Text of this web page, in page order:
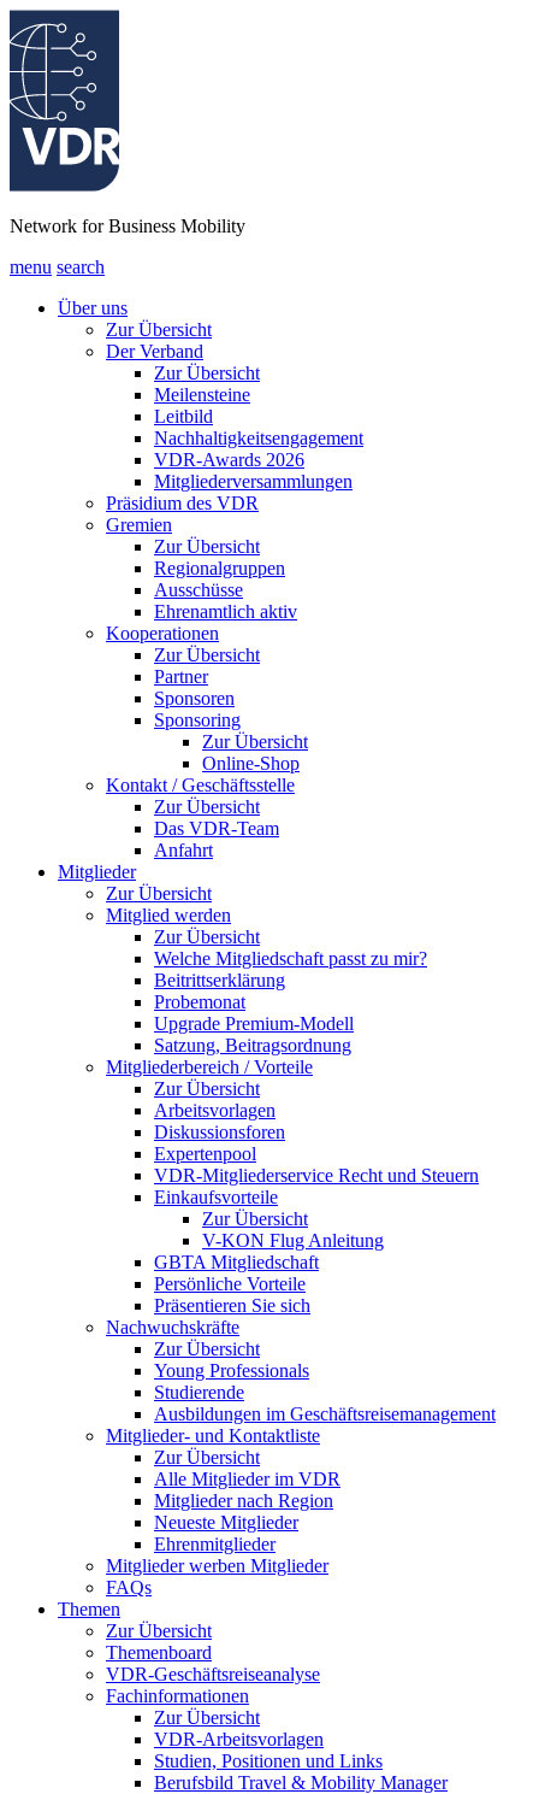
Network for Business Mobility
menu search
Über uns
Zur Übersicht
Der Verband
Zur Übersicht
Meilensteine
Leitbild
Nachhaltigkeitsengagement
VDR-Awards 2026
Mitgliederversammlungen
Präsidium des VDR
Gremien
Zur Übersicht
Regionalgruppen
Ausschüsse
Ehrenamtlich aktiv
Kooperationen
Zur Übersicht
Partner
Sponsoren
Sponsoring
Zur Übersicht
Online-Shop
Kontakt / Geschäftsstelle
Zur Übersicht
Das VDR-Team
Anfahrt
Mitglieder
Zur Übersicht
Mitglied werden
Zur Übersicht
Welche Mitgliedschaft passt zu mir?
Beitrittserklärung
Probemonat
Upgrade Premium-Modell
Satzung, Beitragsordnung
Mitgliederbereich / Vorteile
Zur Übersicht
Arbeitsvorlagen
Diskussionsforen
Expertenpool
VDR-Mitgliederservice Recht und Steuern
Einkaufsvorteile
Zur Übersicht
V-KON Flug Anleitung
GBTA Mitgliedschaft
Persönliche Vorteile
Präsentieren Sie sich
Nachwuchskräfte
Zur Übersicht
Young Professionals
Studierende
Ausbildungen im Geschäftsreisemanagement
Mitglieder- und Kontaktliste
Zur Übersicht
Alle Mitglieder im VDR
Mitglieder nach Region
Neueste Mitglieder
Ehrenmitglieder
Mitglieder werben Mitglieder
FAQs
Themen
Zur Übersicht
Themenboard
VDR-Geschäftsreiseanalyse
Fachinformationen
Zur Übersicht
VDR-Arbeitsvorlagen
Studien, Positionen und Links
Berufsbild Travel & Mobility Manager